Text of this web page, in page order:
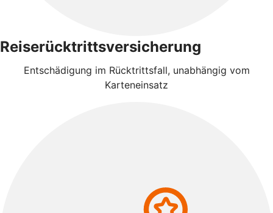
Reiserücktrittsversicherung
Entschädigung im Rücktrittsfall, unabhängig vom
Karteneinsatz